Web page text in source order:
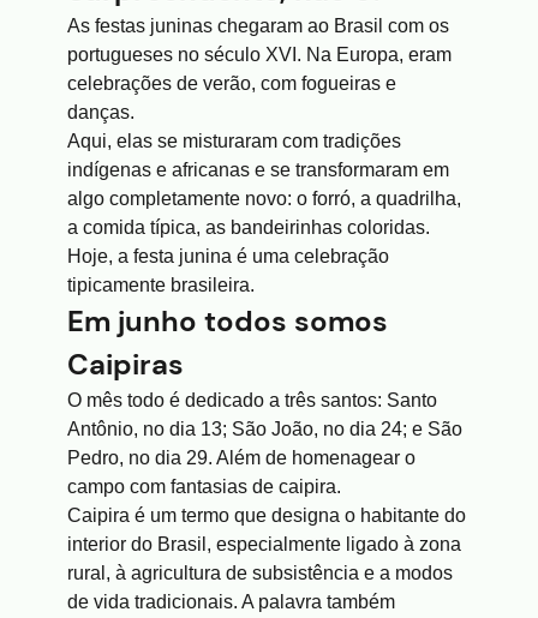
As festas juninas chegaram ao Brasil com os
portugueses no século XVI. Na Europa, eram
celebrações de verão, com fogueiras e
danças.
Aqui, elas se misturaram com tradições
indígenas e africanas e se transformaram em
algo completamente novo: o forró, a quadrilha,
a comida típica, as bandeirinhas coloridas.
Hoje, a festa junina é uma celebração
tipicamente brasileira.
Em junho todos somos
Caipiras
O mês todo é dedicado a três santos: Santo
Antônio, no dia 13; São João, no dia 24; e São
Pedro, no dia 29. Além de homenagear o
campo com fantasias de caipira.
Caipira é um termo que designa o habitante do
interior do Brasil, especialmente ligado à zona
rural, à agricultura de subsistência e a modos
de vida tradicionais. A palavra também